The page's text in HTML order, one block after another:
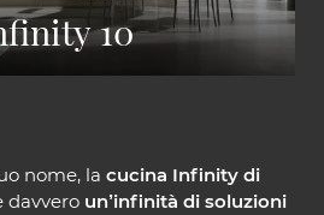
10
nome, la cucina Infinity di
davvero un’infinità di soluzioni